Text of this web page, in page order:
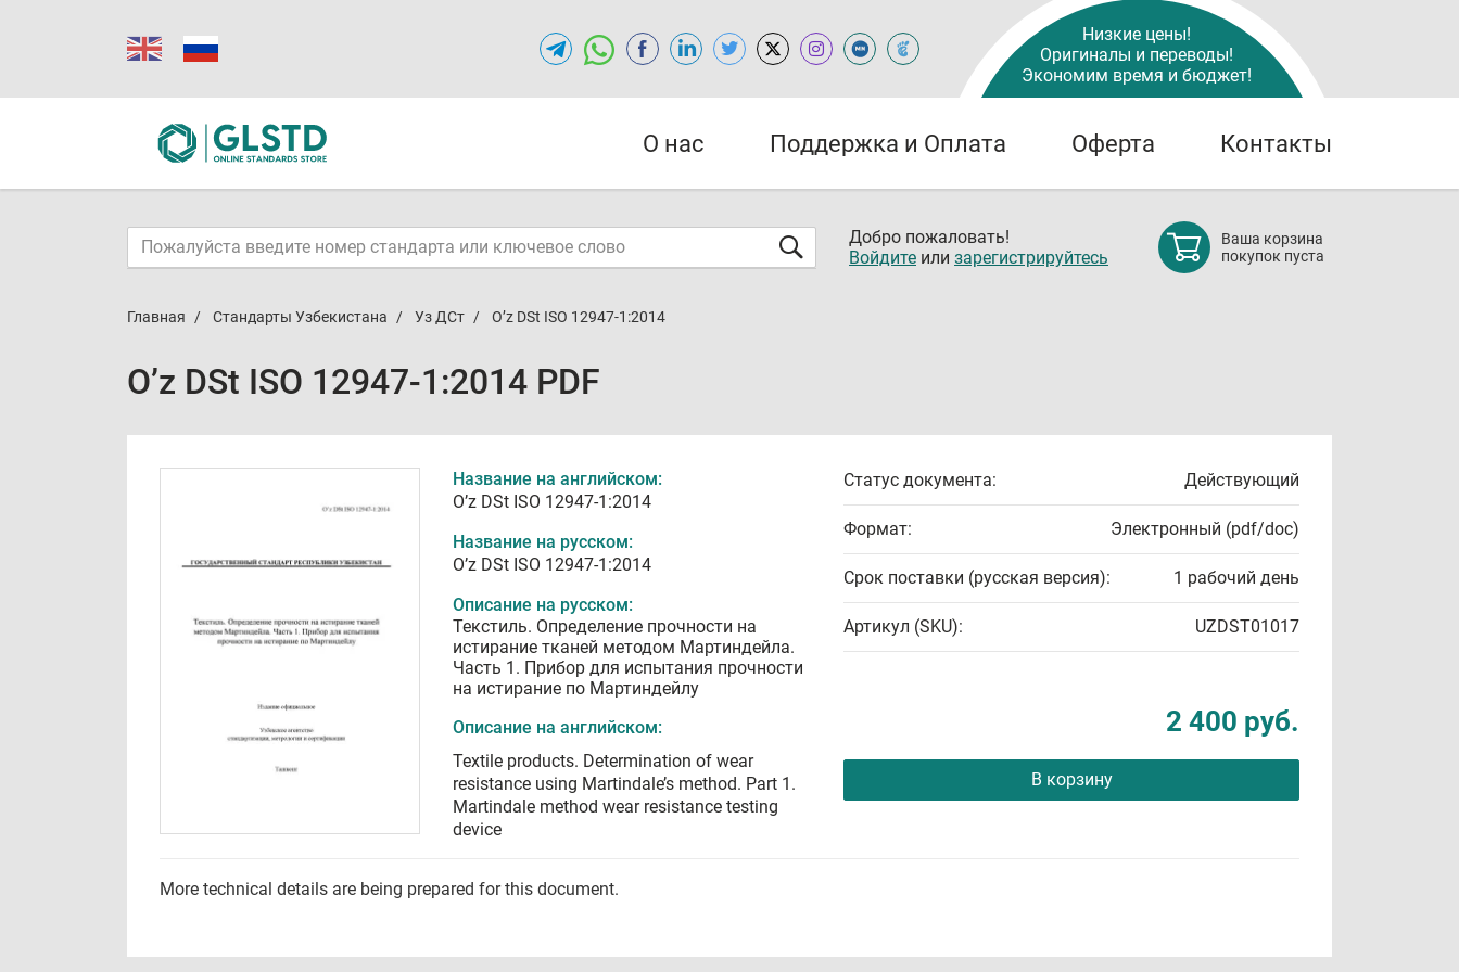
Низкие цены!
Оригиналы и переводы!
Экономим время и бюджет!
О нас Поддержка и Оплата Оферта Контакты
Добро пожаловать!
Войдите или зарегистрируйтесь
Ваша корзина
покупок пуста
Главная Стандарты Узбекистана Уз ДСт O’z DSt ISO 12947-1:2014
O’z DSt ISO 12947-1:2014 PDF
Название на английском:
O’z DSt ISO 12947-1:2014
Название на русском:
O’z DSt ISO 12947-1:2014
Описание на русском:
Текстиль. Определение прочности на
истирание тканей методом Мартиндейла.
Часть 1. Прибор для испытания прочности
на истирание по Мартиндейлу
Описание на английском:
Textile products. Determination of wear
resistance using Martindale’s method. Part 1.
Martindale method wear resistance testing
device
Статус документа: Действующий
Формат: Электронный (pdf/doc)
Срок поставки (русская версия): 1 рабочий день
Артикул (SKU): UZDST01017
2 400 руб.
В корзину
More technical details are being prepared for this document.